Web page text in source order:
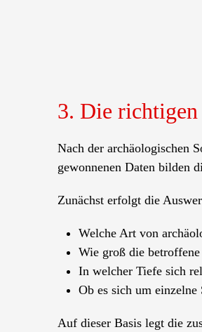
3. Die richtigen
Nach der archäologischen
gewonnenen Daten bilden
Zunächst erfolgt die
Welche Art von
Wie groß die
In welcher Tiefe sich
Ob es sich um einzelne
Auf dieser Basis legt die